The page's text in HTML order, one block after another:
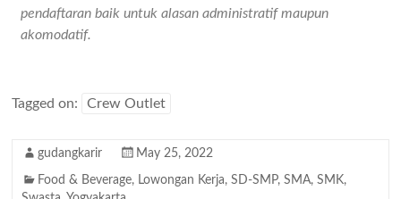
pendaftaran baik untuk alasan administratif maupun
akomodatif.
Tagged on: Crew Outlet
gudangkarir May 25, 2022
Food & Beverage, Lowongan Kerja,SD-SMP,SMA,SMK,